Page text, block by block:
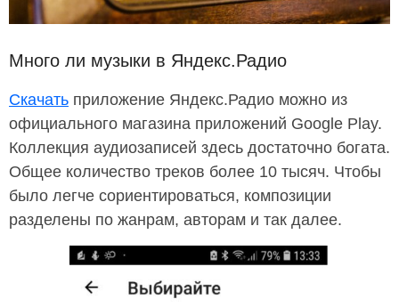
Много ли музыки в Яндекс.Радио
Скачать приложение Яндекс.Радио можно из
официального магазина приложений Google Play.
Коллекция аудиозаписей здесь достаточно богата.
Общее количество треков более 10 тысяч. Чтобы
было легче сориентироваться, композиции
разделены по жанрам, авторам и так далее.